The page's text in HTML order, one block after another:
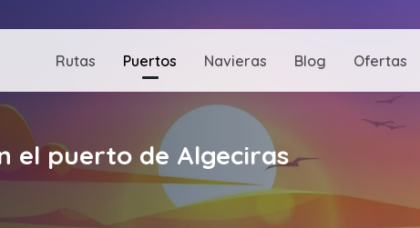
Rutas Puertos Navieras Blog Ofertas
el puerto de Algeciras